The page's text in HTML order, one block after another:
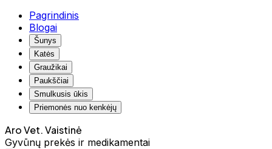
Pagrindinis
Blogai
Šunys
Katės
Graužikai
Paukščiai
Smulkusis ūkis
Priemonės nuo kenkėjų
Aro Vet. Vaistinė
Gyvūnų prekės ir medikamentai